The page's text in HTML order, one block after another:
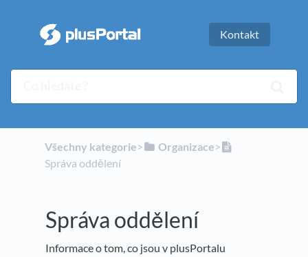
Kontakt
Všechny kategorie​>​ ​Organizace​>​
Správa oddělení
Správa oddělení
Informace o tom, co jsou v plusPortalu